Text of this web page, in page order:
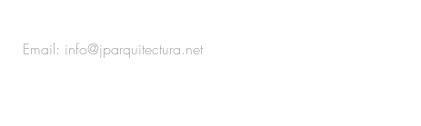
Email: info@jparquitectura.net